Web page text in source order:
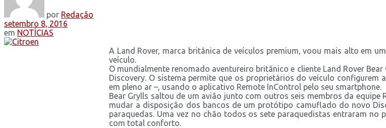
por Redação
setembro 8, 2016
em NOTÍCIAS
A Land Rover, marca britânica de veículos premium, voou mais alto em
veículo.
O mundialmente renomado aventureiro britânico e cliente Land Rover
Discovery. O sistema permite que os proprietários do veículo
em pleno ar –, usando o aplicativo Remote InControl pelo seu smartphone.
Bear Grylls saltou de um avião junto com outros seis membros da equipe
mudar a disposição dos bancos de um protótipo camuflado do novo
paraquedas. Uma vez no chão todos os sete paraquedistas entraram
com total conforto.